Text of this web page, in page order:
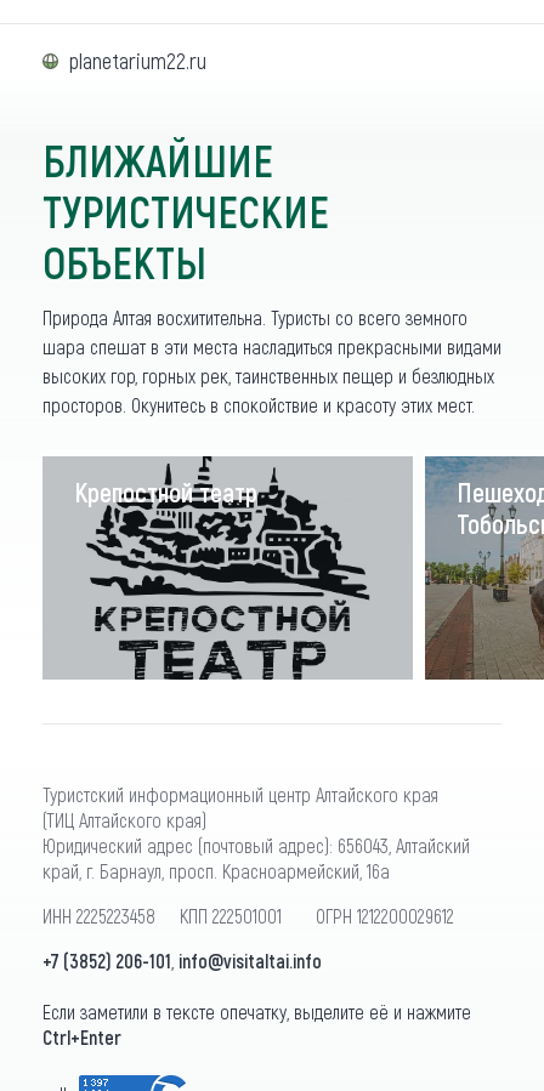
planetarium22.ru
БЛИЖАЙШИЕ
ТУРИСТИЧЕСКИЕ
ОБЪЕКТЫ
Природа Алтая восхитительна. Туристы со всего земного
шара спешат в эти места насладиться прекрасными видами
высоких гор, горных рек, таинственных пещер и безлюдных
просторов. Окунитесь в спокойствие и красоту этих мест.
Крепостной театр
Туристский информационный центр Алтайского края
(ТИЦ Алтайского края)
Юридический адрес (почтовый адрес): 656043, Алтайский
край, г. Барнаул, просп. Красноармейский, 16а
ИНН 2225223458 КПП 222501001 ОГРН 1212200029612
+7 (3852) 206-101 info@visitaltai.info
Если заметили в тексте опечатку, выделите её и нажмите
Ctrl+Enter